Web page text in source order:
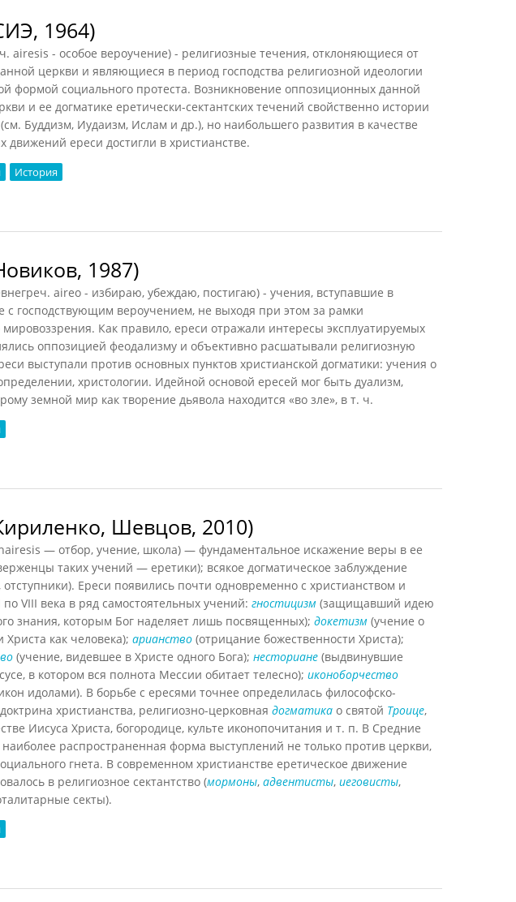
1964)
airesis - особое вероучение) - религиозные течения, отклоняющиеся от
церкви и являющиеся в период господства религиозной идеологии
формой социального протеста. Возникновение оппозиционных данной
и ее догматике еретически-сектантских течений свойственно истории
Буддизм, Иудаизм, Ислам и др.), но наибольшего развития в качестве
движений ереси достигли в христианстве.
История
1987)
aireo - избираю, убеждаю, постигаю) - учения, вступавшие в
с господствующим вероучением, не выходя при этом за рамки
мировоззрения. Как правило, ереси отражали интересы эксплуатируемых
оппозицией феодализму и объективно расшатывали религиозную
выступали против основных пунктов христианской догматики: учения о
христологии. Идейной основой ересей мог быть дуализм,
земной мир как творение дьявола находится «во зле», в т. ч.
Шевцов, 2010)
— отбор, учение, школа) — фундаментальное искажение веры в ее
таких учений — еретики); всякое догматическое заблуждение
отступники). Ереси появились почти одновременно с христианством и
по VIII века в ряд самостоятельных учений: гностицизм (защищавший идею
знания, которым Бог наделяет лишь посвященных); докетизм (учение о
Христа как человека); арианство (отрицание божественности Христа);
(учение, видевшее в Христе одного Бога); несториане (выдвинувшие
в котором вся полнота Мессии обитает телесно); иконоборчество
идолами). В борьбе с ересями точнее определилась философско-
христианства, религиозно-церковная догматика о святой Троице,
Иисуса Христа, богородице, культе иконопочитания и т. п. В Средние
распространенная форма выступлений не только против церкви,
гнета. В современном христианстве еретическое движение
в религиозное сектантство (мормоны, адвентисты, иеговисты,
секты).